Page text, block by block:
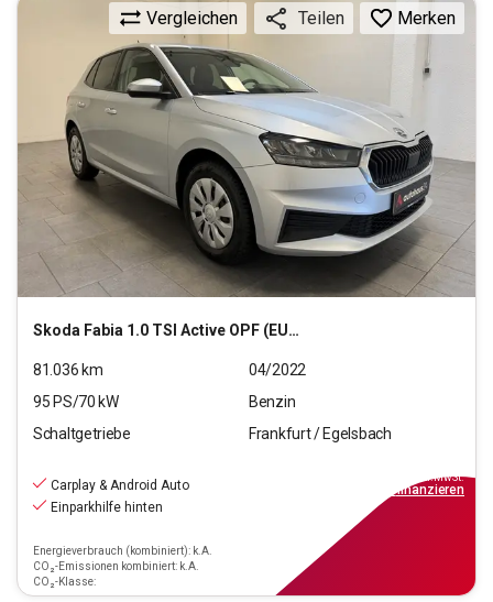
Skoda Fabia 1.0 TSI Active OPF (EURO 6d)
Vergleichen Teilen Merken
81.036 km
04/2022
95 PS/70 kW
Benzin
Schaltgetriebe
Frankfurt / Egelsbach
Carplay & Android Auto
Einparkhilfe hinten
Energieverbrauch (kombiniert): k.A.
CO₂-Emissionen kombiniert: k.A.
CO₂-Klasse:
inkl.MwSt.
finanzieren